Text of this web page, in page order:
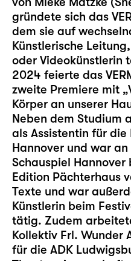
gründete sich das
dem sie auf
Künstlerische
oder Videokünstlerin
2024 feierte das
zweite Premiere mit
Körper an unserer
Neben dem Studium
als Assistentin für die
Hannover und war
Schauspiel
Edition Pächterhaus
Texte und war
Künstlerin beim
tätig. Zudem
Kollektiv Frl. Wunder
für die ADK